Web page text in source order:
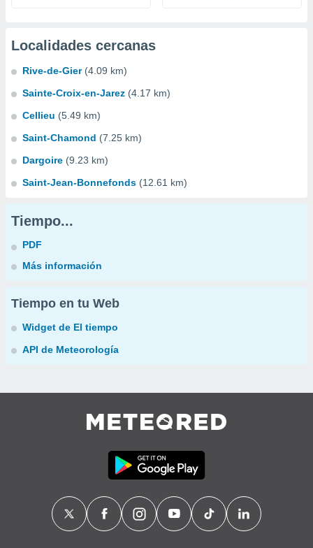
Localidades cercanas
Rive-de-Gier (4.09 km)
Sainte-Croix-en-Jarez (4.17 km)
Cellieu (5.49 km)
Saint-Chamond (7.25 km)
Dargoire (9.23 km)
Saint-Jean-Bonnefonds (12.61 km)
Tiempo...
PDF
Más información
Tiempo en tu Web
Widget de El tiempo
API de Meteorología